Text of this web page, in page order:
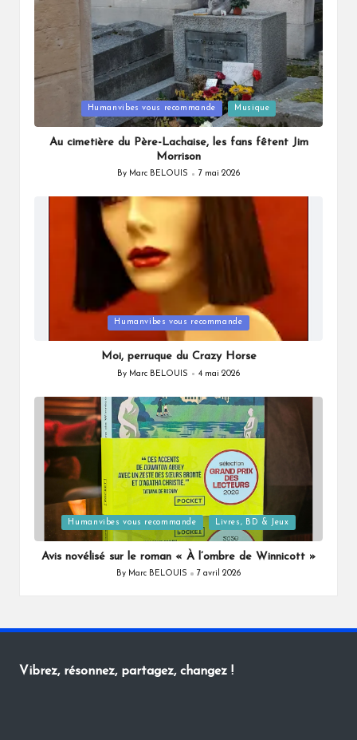
in
Humanvibes vous recommande Musique
Au cimetière du Père-Lachaise, les fans fêtent Jim
Morrison
Posted
By Marc BELOUIS 7 mai 2026
in
Humanvibes vous recommande
Moi, perruque du Crazy Horse
Posted
By Marc BELOUIS 4 mai 2026
Posted
in
Humanvibes vous recommande Livres, BD & Jeux
Avis novélisé sur le roman « À l’ombre de Winnicott »
Posted
By Marc BELOUIS 7 avril 2026
Vibrez, résonnez, partagez, changez !